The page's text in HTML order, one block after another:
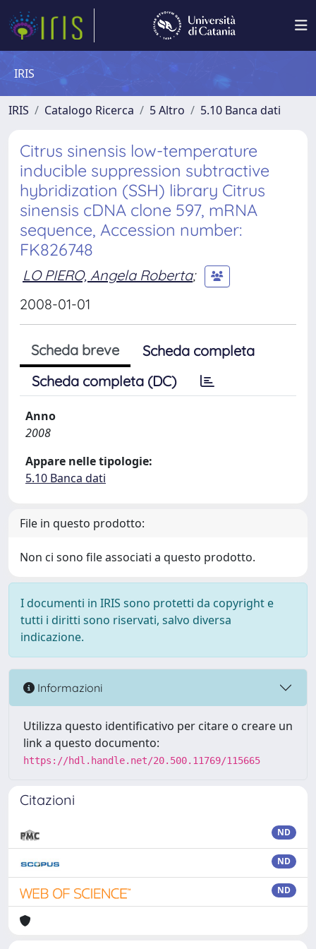
IRIS
IRIS Catalogo Ricerca 5 Altro 5.10 Banca dati
Citrus sinensis low-temperature
inducible suppression subtractive
hybridization (SSH) library Citrus
sinensis cDNA clone 597, mRNA
sequence, Accession number:
FK826748
LO PIERO, Angela Roberta;
2008-01-01
Scheda breve
Scheda completa
Scheda completa (DC)
Anno
2008
Appare nelle tipologie:
5.10 Banca dati
File in questo prodotto:
Non ci sono file associati a questo prodotto.
I documenti in IRIS sono protetti da copyright e
tutti i diritti sono riservati, salvo diversa
indicazione.
Informazioni
Utilizza questo identificativo per citare o creare un
link a questo documento:
https://hdl.handle.net/20.500.11769/115665
Citazioni
ND
ND
ND